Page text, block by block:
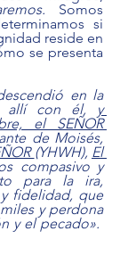
Somos
si
reside en
se presenta
en la
allí con él,
y
proclamó su nombre, el SEÑOR
de Moisés,
(YHWH), El
compasivo y
para la ira,
fidelidad, que
y perdona